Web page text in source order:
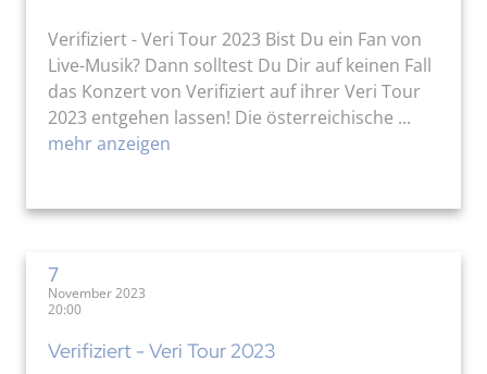
Verifiziert - Veri Tour 2023 Bist Du ein Fan von
Live-Musik? Dann solltest Du Dir auf keinen Fall
das Konzert von Verifiziert auf ihrer Veri Tour
2023 entgehen lassen! Die österreichische ...
mehr anzeigen
7
November 2023
20:00
Verifiziert - Veri Tour 2023